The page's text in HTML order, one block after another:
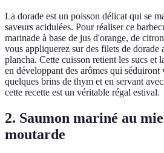
La dorade est un poisson délicat qui se
saveurs acidulées. Pour réaliser ce
marinade à base de jus d'orange, de
vous appliquerez sur des filets de dorade
plancha. Cette cuisson retient les sucs et
en développant des arômes qui
quelques brins de thym et en servant
cette recette est un véritable régal estival.
2. Saumon mariné au
moutarde